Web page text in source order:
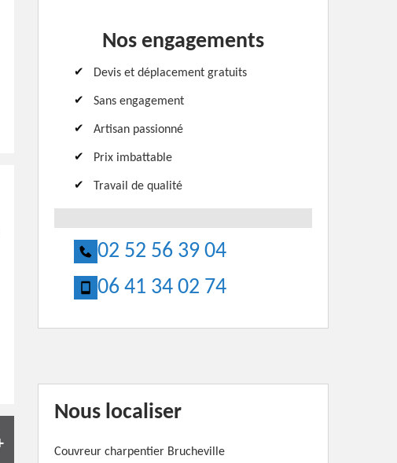
Nos engagements
Devis et déplacement gratuits
Sans engagement
Artisan passionné
Prix imbattable
Travail de qualité
02 52 56 39 04
06 41 34 02 74
Nous localiser
Couvreur charpentier Brucheville